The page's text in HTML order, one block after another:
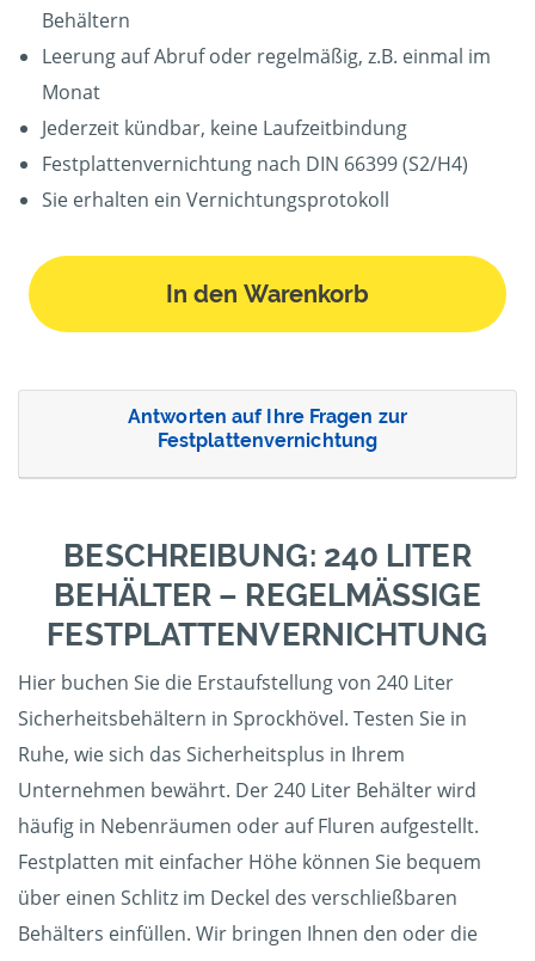
Behältern
Leerung auf Abruf oder regelmäßig, z.B. einmal im
Monat
Jederzeit kündbar, keine Laufzeitbindung
Festplattenvernichtung nach DIN 66399 (S2/H4)
Sie erhalten ein Vernichtungsprotokoll
In den Warenkorb
Antworten auf Ihre Fragen zur
Festplattenvernichtung
BESCHREIBUNG: 240 LITER
BEHÄLTER – REGELMÄSSIGE F
ESTPLATTENVERNICHTUNG
Hier buchen Sie die Erstaufstellung von 240 Liter
Sicherheitsbehältern in Sprockhövel. Testen Sie in
Ruhe, wie sich das Sicherheitsplus in Ihrem
Unternehmen bewährt. Der 240 Liter Behälter wird
häufig in Nebenräumen oder auf Fluren aufgestellt.
Festplatten mit einfacher Höhe können Sie bequem
über einen Schlitz im Deckel des verschließbaren
Behälters einfüllen. Wir bringen Ihnen den oder die